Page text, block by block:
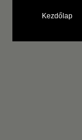
Kezdőlap